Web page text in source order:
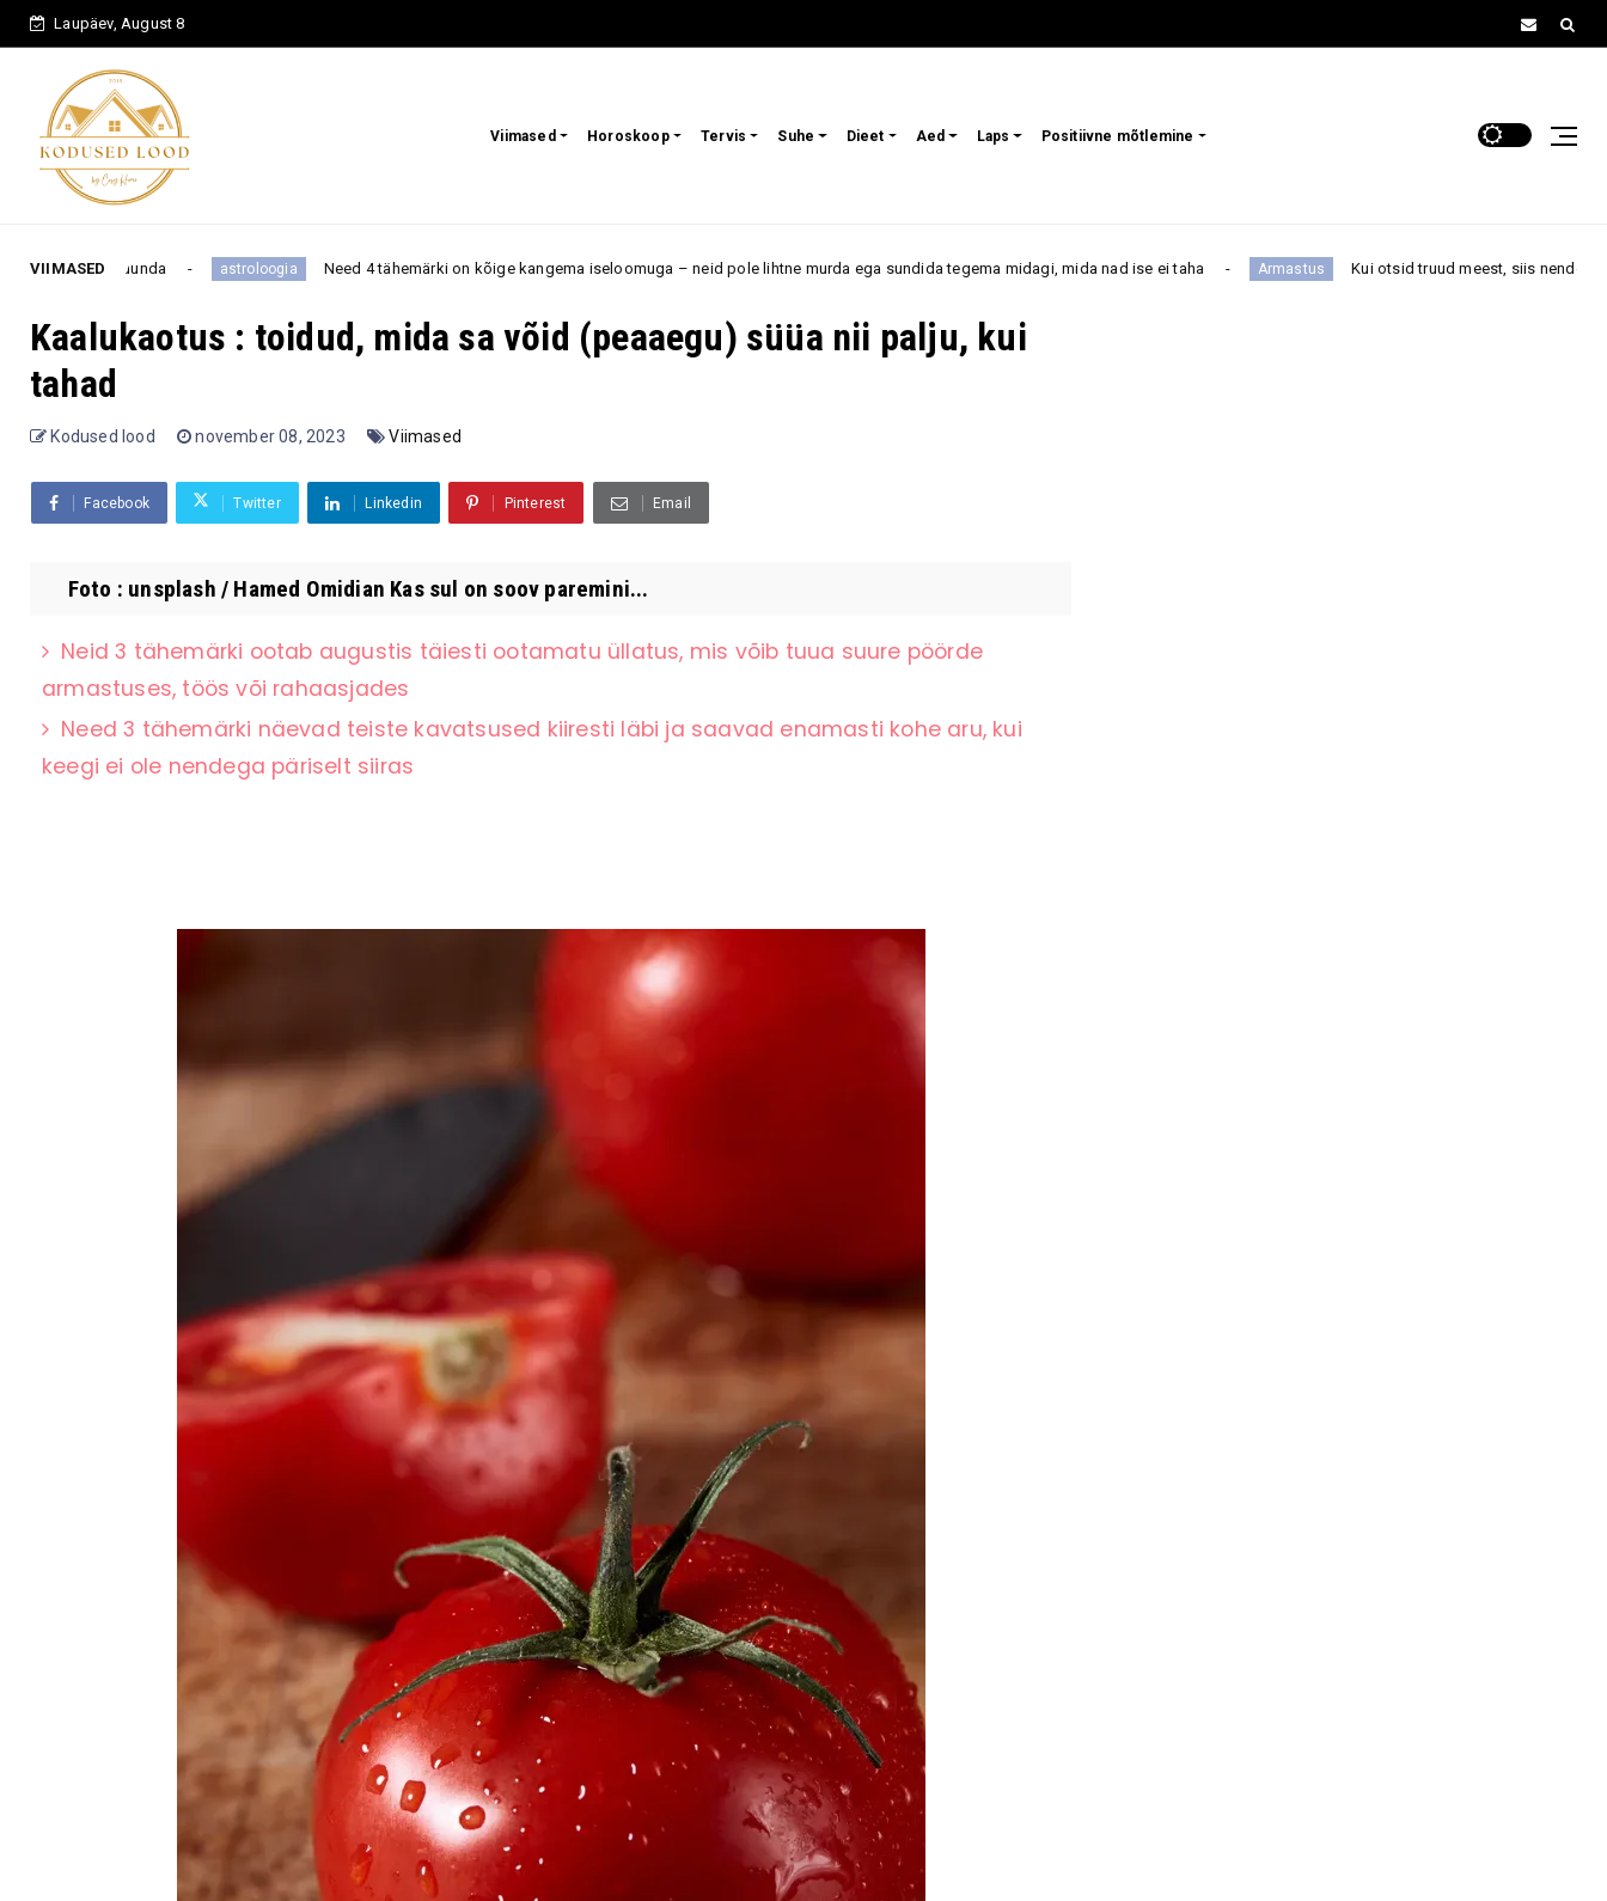
Laupäev, August 8
Viimased Horoskoop Tervis Suhe Dieet Aed Laps Positiivne mõtlemine
VIIMASEDastroloogia Need 4 tähemärki on kõige kangema iseloomuga – neid pole lihtne murda ega sundida tegema midagi, mida nad ise ei taha Armastus Kui otsid truud meest, siis nende 4 tähemärgi all
Kaalukaotus : toidud, mida sa võid (peaaegu) süüa nii palju, kui
tahad
Kodused lood november 08, 2023 Viimased
Facebook Twitter Linkedin Pinterest Email
Foto : unsplash / Hamed Omidian Kas sul on soov paremini...
Neid 3 tähemärki ootab augustis täiesti ootamatu üllatus, mis võib tuua suure pöörde
armastuses, töös või rahaasjades
Need 3 tähemärki näevad teiste kavatsused kiiresti läbi ja saavad enamasti kohe aru, kui
keegi ei ole nendega päriselt siiras